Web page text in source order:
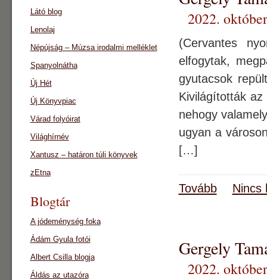
2022.
(Cervantes
elfogytak,
gyutacsok
Kivilágították
nehogy
ugyan a
[…]
Tovább Nincs
Gergely
2022.
Látó blog
Lenolaj
Népújság – Múzsa irodalmi melléklet
Spanyolnátha
Új Hét
Új Könyvpiac
Várad folyóirat
Világhírnév
Xantusz – határon túli könyvek
zEtna
Blogtár
A jódeménység foka
Ádám Gyula fotói
Albert Csilla blogja
Áldás az utazóra